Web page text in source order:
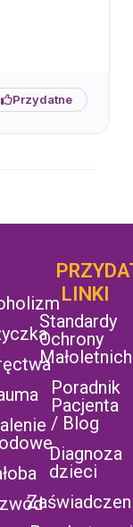
Przydatne
LINKI
Standardy
Ochrony
Małoletnich
Poradnik
Pacjenta
/ Blog
Diagnoza
dzieci